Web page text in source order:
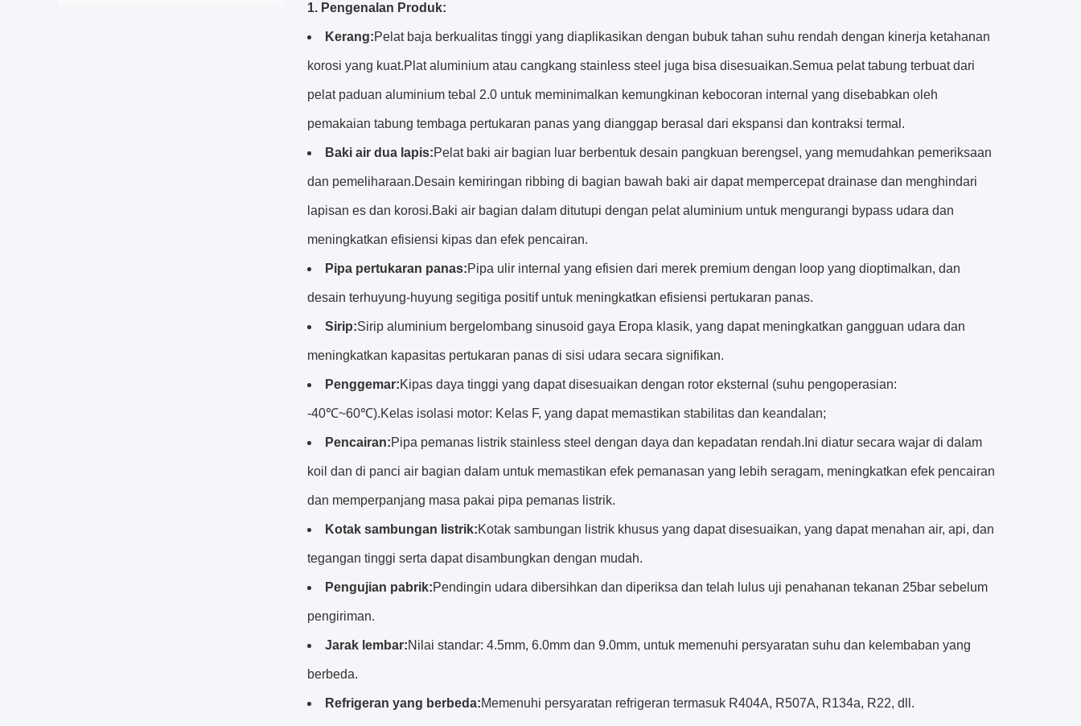
1. Pengenalan Produk:
Kerang:Pelat baja berkualitas tinggi yang diaplikasikan dengan bubuk tahan suhu rendah dengan kinerja ketahanan
korosi yang kuat.Plat aluminium atau cangkang stainless steel juga bisa disesuaikan.Semua pelat tabung terbuat dari
pelat paduan aluminium tebal 2.0 untuk meminimalkan kemungkinan kebocoran internal yang disebabkan oleh
pemakaian tabung tembaga pertukaran panas yang dianggap berasal dari ekspansi dan kontraksi termal.
Baki air dua lapis:Pelat baki air bagian luar berbentuk desain pangkuan berengsel, yang memudahkan pemeriksaan
dan pemeliharaan.Desain kemiringan ribbing di bagian bawah baki air dapat mempercepat drainase dan menghindari
lapisan es dan korosi.Baki air bagian dalam ditutupi dengan pelat aluminium untuk mengurangi bypass udara dan
meningkatkan efisiensi kipas dan efek pencairan.
Pipa pertukaran panas:Pipa ulir internal yang efisien dari merek premium dengan loop yang dioptimalkan, dan
desain terhuyung-huyung segitiga positif untuk meningkatkan efisiensi pertukaran panas.
Sirip:Sirip aluminium bergelombang sinusoid gaya Eropa klasik, yang dapat meningkatkan gangguan udara dan
meningkatkan kapasitas pertukaran panas di sisi udara secara signifikan.
Penggemar:Kipas daya tinggi yang dapat disesuaikan dengan rotor eksternal (suhu pengoperasian:
-40℃~60℃).Kelas isolasi motor: Kelas F, yang dapat memastikan stabilitas dan keandalan;
Pencairan:Pipa pemanas listrik stainless steel dengan daya dan kepadatan rendah.Ini diatur secara wajar di dalam
koil dan di panci air bagian dalam untuk memastikan efek pemanasan yang lebih seragam, meningkatkan efek pencairan
dan memperpanjang masa pakai pipa pemanas listrik.
Kotak sambungan listrik:Kotak sambungan listrik khusus yang dapat disesuaikan, yang dapat menahan air, api, dan
tegangan tinggi serta dapat disambungkan dengan mudah.
Pengujian pabrik:Pendingin udara dibersihkan dan diperiksa dan telah lulus uji penahanan tekanan 25bar sebelum
pengiriman.
Jarak lembar:Nilai standar: 4.5mm, 6.0mm dan 9.0mm, untuk memenuhi persyaratan suhu dan kelembaban yang
berbeda.
Refrigeran yang berbeda:Memenuhi persyaratan refrigeran termasuk R404A, R507A, R134a, R22, dll.